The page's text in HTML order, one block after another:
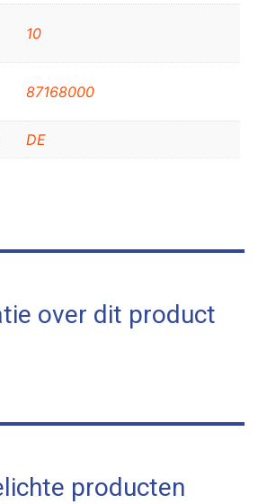
10
87168000
DE
over dit product
producten